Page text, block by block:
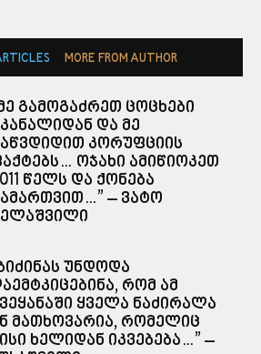
MORE FROM AUTHOR
გამოგაძრეთ ცოცხები
და მე
კორუფციის
ოჯახი ამიწიოკეთ
წელს და ქონება
– ვატო
უნდოდა
რომ ამ
ყველა ნაძირალა
მათხოვარია, რომელიც
ხელიდან იკვებება…” –